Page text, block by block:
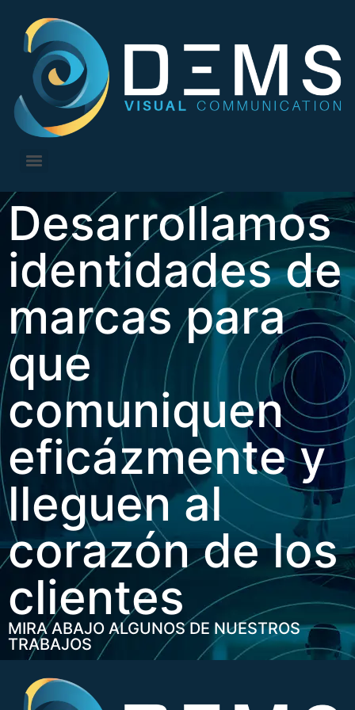
Desarrollamos
identidades de
marcas para
que
comuniquen
eficázmente y
lleguen al
corazón de los
clientes
MIRA ABAJO ALGUNOS DE NUESTROS
TRABAJOS